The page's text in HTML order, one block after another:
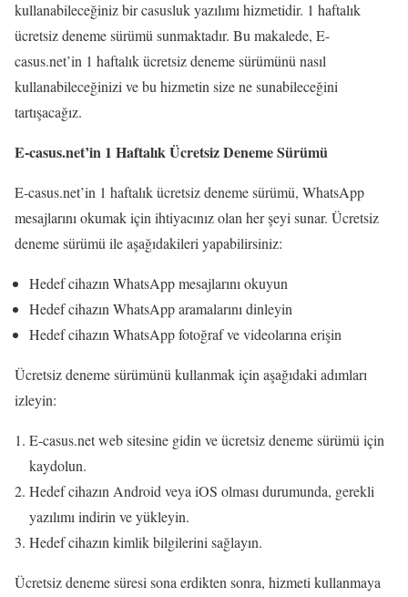
kullanabileceğiniz bir casusluk yazılımı hizmetidir. 1 haftalık
ücretsiz deneme sürümü sunmaktadır. Bu makalede, E-
casus.net’in 1 haftalık ücretsiz deneme sürümünü nasıl
kullanabileceğinizi ve bu hizmetin size ne sunabileceğini
tartışacağız.
E-casus.net’in 1 Haftalık Ücretsiz Deneme Sürümü
E-casus.net’in 1 haftalık ücretsiz deneme sürümü, WhatsApp
mesajlarını okumak için ihtiyacınız olan her şeyi sunar. Ücretsiz
deneme sürümü ile aşağıdakileri yapabilirsiniz:
Hedef cihazın WhatsApp mesajlarını okuyun
Hedef cihazın WhatsApp aramalarını dinleyin
Hedef cihazın WhatsApp fotoğraf ve videolarına erişin
Ücretsiz deneme sürümünü kullanmak için aşağıdaki adımları
izleyin:
E-casus.net web sitesine gidin ve ücretsiz deneme sürümü için
kaydolun.
Hedef cihazın Android veya iOS olması durumunda, gerekli
yazılımı indirin ve yükleyin.
Hedef cihazın kimlik bilgilerini sağlayın.
Ücretsiz deneme süresi sona erdikten sonra, hizmeti kullanmaya